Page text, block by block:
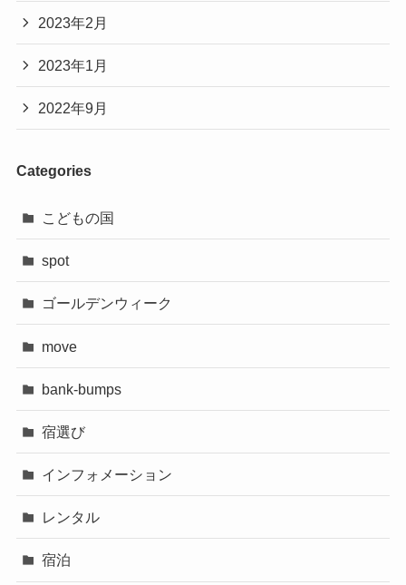
2023年2月
2023年1月
2022年9月
Categories
こどもの国
spot
ゴールデンウィーク
move
bank-bumps
宿選び
インフォメーション
レンタル
宿泊